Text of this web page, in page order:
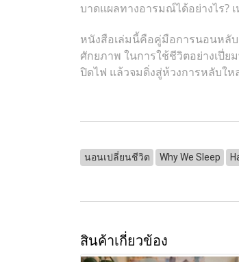
บาดแผลทางอารมณ์ได้อย่างไร?
หนังสือเล่มนี้คือคู่มือการนอนหลั
ศักยภาพ ในการใช้ชีวิตอย่างเปี่
ปิดไฟ แล้วจมดิ่งสู่ห้วงการหลับใ
นอนเปลี่ยนชีวิต Why We Sleep
สินค้าเกี่ยวข้อง